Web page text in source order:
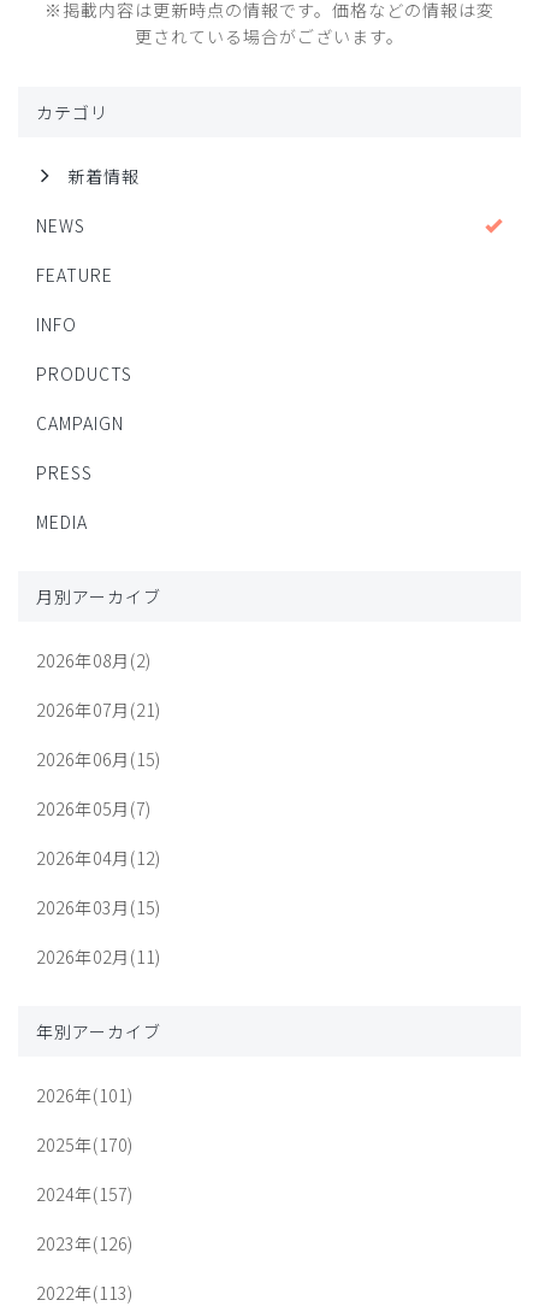
※掲載内容は更新時点の情報です。価格などの情報は変
更されている場合がございます。
カテゴリ
新着情報
NEWS
FEATURE
INFO
PRODUCTS
CAMPAIGN
PRESS
MEDIA
月別アーカイブ
2026年08月(2)
2026年07月(21)
2026年06月(15)
2026年05月(7)
2026年04月(12)
2026年03月(15)
2026年02月(11)
年別アーカイブ
2026年(101)
2025年(170)
2024年(157)
2023年(126)
2022年(113)